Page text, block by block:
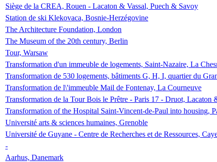
Siège de la CREA, Rouen - Lacaton & Vassal, Puech & Savoy
Station de ski Klekovaca, Bosnie-Herzégovine
The Architecture Foundation, London
The Museum of the 20th century, Berlin
Tour, Warsaw
Transformation d'un immeuble de logements, Saint-Nazaire, La
Transformation de 530 logements, bâtiments G, H, I, quartier du
Transformation de l\'immeuble Mail de Fontenay, La Courneuve
Transformation de la Tour Bois le Prêtre - Paris 17 - Druot, Lacaton
Transformation of the Hospital Saint-Vincent-de-Paul into housing,
Université arts & sciences humaines, Grenoble
Université de Guyane - Centre de Recherches et de Ressources,
-
Aarhus, Danemark